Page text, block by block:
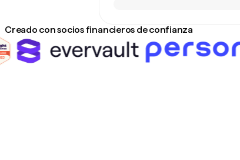
Creado con socios financieros de confianza